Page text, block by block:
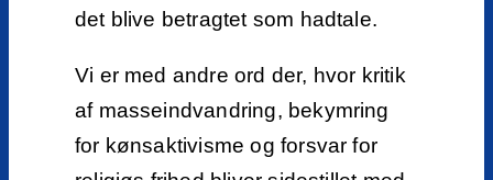
det blive betragtet som hadtale.
Vi er med andre ord der, hvor kritik
af masseindvandring, bekymring
for kønsaktivisme og forsvar for